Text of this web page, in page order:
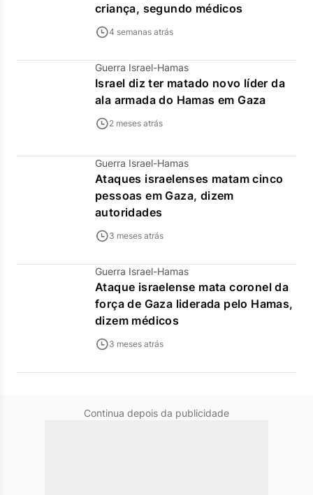
criança, segundo médicos
4 semanas atrás
Guerra Israel-Hamas
Israel diz ter matado novo líder da
ala armada do Hamas em Gaza
2 meses atrás
Guerra Israel-Hamas
Ataques israelenses matam cinco
pessoas em Gaza, dizem
autoridades
3 meses atrás
Guerra Israel-Hamas
Ataque israelense mata coronel da
força de Gaza liderada pelo Hamas,
dizem médicos
3 meses atrás
Continua depois da publicidade